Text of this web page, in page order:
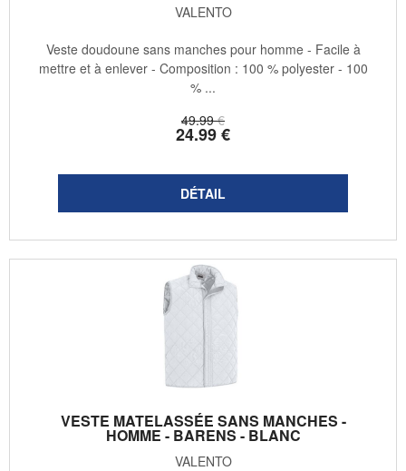
VALENTO
49.99 €
24.99€
Veste doudoune sans manches pour homme - Facile à
mettre et à enlever - Composition : 100 % polyester - 100
% ...
VESTE MATELASSÉE SANS MANCHES -
HOMME - BARENS - BLANC
VALENTO